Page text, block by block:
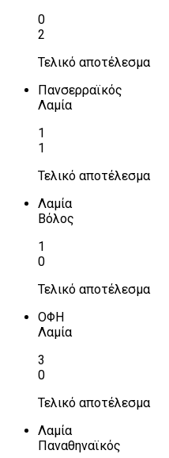
0
2
Τελικό αποτέλεσμα
Πανσερραϊκός
Λαμία
1
1
Τελικό αποτέλεσμα
Λαμία
Βόλος
1
0
Τελικό αποτέλεσμα
ΟΦΗ
Λαμία
3
0
Τελικό αποτέλεσμα
Λαμία
Παναθηναϊκός